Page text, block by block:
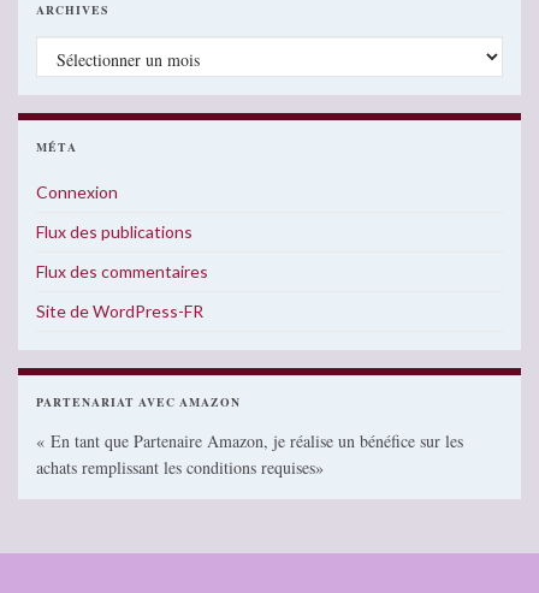
ARCHIVES
Archives
MÉTA
Connexion
Flux des publications
Flux des commentaires
Site de WordPress-FR
PARTENARIAT AVEC AMAZON
« En tant que Partenaire Amazon, je réalise un bénéfice sur les
achats remplissant les conditions requises»